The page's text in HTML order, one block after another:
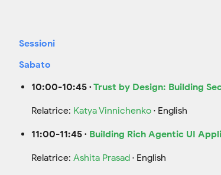
Sessioni
Sabato
10:00-10:45 ·Trust by Design: Building
Relatrice: Katya Vinnichenko· English
11:00-11:45 · Building Rich Agentic UI
Relatrice: Ashita Prasad· English